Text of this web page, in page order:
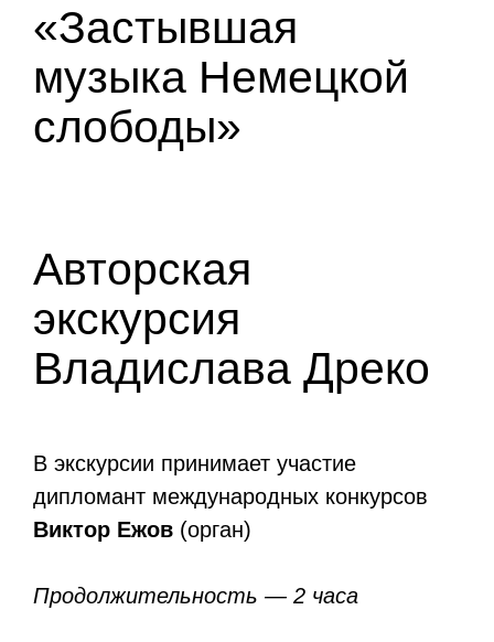
«Застывшая
музыка Немецкой
слободы»
Авторская
экскурсия
Владислава Дреко
В экскурсии принимает участие
дипломант международных конкурсов
Виктор Ежов (орган)
Продолжительность — 2 часа